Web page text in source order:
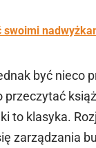
swoimi
być nieco
przeczytać
to klasyka.
zarządzania